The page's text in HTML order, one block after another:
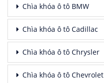
Chìa khóa ô tô BMW
Chìa khóa ô tô Cadillac
Chìa khóa ô tô Chrysler
Chìa khóa ô tô Chevrolet